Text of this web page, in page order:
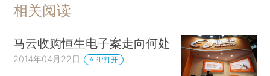
相关阅读
马云收购恒生电子案走向何处
2014年04月22日 APP打开